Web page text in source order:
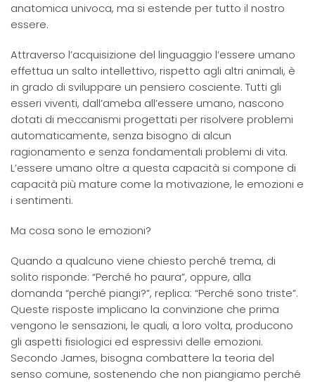
anatomica univoca, ma si estende per tutto il nostro
essere.
Attraverso l’acquisizione del linguaggio l’essere umano
effettua un salto intellettivo, rispetto agli altri animali, è
in grado di sviluppare un pensiero cosciente. Tutti gli
esseri viventi, dall’ameba all’essere umano, nascono
dotati di meccanismi progettati per risolvere problemi
automaticamente, senza bisogno di alcun
ragionamento e senza fondamentali problemi di vita.
L’essere umano oltre a questa capacità si compone di
capacità più mature come la motivazione, le emozioni e
i sentimenti.
Ma cosa sono le emozioni?
Quando a qualcuno viene chiesto perché trema, di
solito risponde: “Perché ho paura”, oppure, alla
domanda “perché piangi?”, replica: “Perché sono triste”.
Queste risposte implicano la convinzione che prima
vengono le sensazioni, le quali, a loro volta, producono
gli aspetti fisiologici ed espressivi delle emozioni.
Secondo James, bisogna combattere la teoria del
senso comune, sostenendo che non piangiamo perché